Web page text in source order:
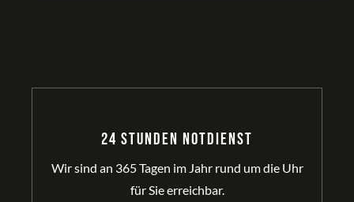
24 Stunden Notdienst
Wir sind an 365 Tagen im Jahr rund um die Uhr
für Sie erreichbar.